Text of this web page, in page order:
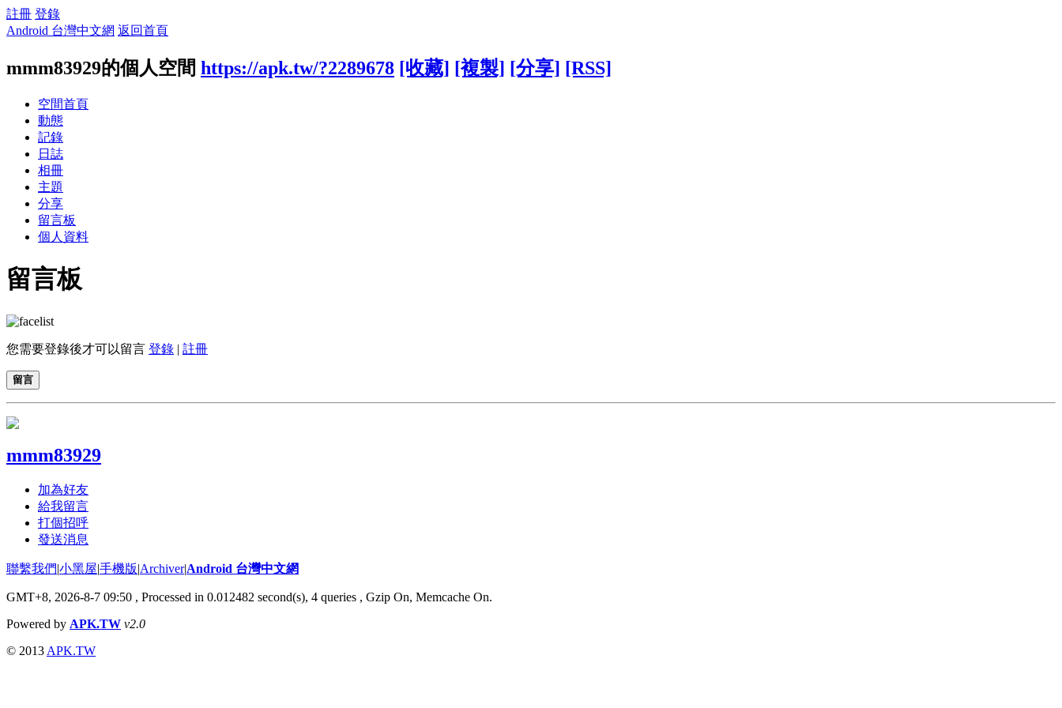
註冊 登錄
Android 台灣中文網 返回首頁
mmm83929的個人空間 https://apk.tw/?2289678 [收藏] [複製] [分享] [RSS]
空間首頁
動態
記錄
日誌
相冊
主題
分享
留言板
個人資料
留言板
您需要登錄後才可以留言 登錄 | 註冊
留言
mmm83929
加為好友
給我留言
打個招呼
發送消息
聯繫我們|小黑屋|手機版|Archiver|Android 台灣中文網
GMT+8, 2026-8-7 09:50 , Processed in 0.012482 second(s), 4 queries , Gzip On, Memcache On.
Powered by APK.TW v2.0
© 2013 APK.TW